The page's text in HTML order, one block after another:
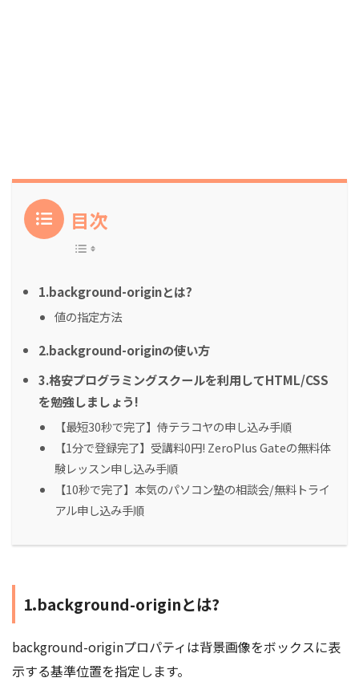
目次
1.background-originとは?
値の指定方法
2.background-originの使い方
3.格安プログラミングスクールを利用してHTML/CSS
を勉強しましょう!
【最短30秒で完了】侍テラコヤの申し込み手順
【1分で登録完了】受講料0円! ZeroPlus Gateの無料体
験レッスン申し込み手順
【10秒で完了】本気のパソコン塾の相談会/無料トライ
アル申し込み手順
1.background-originとは?
background-originプロパティは背景画像をボックスに表
示する基準位置を指定します。